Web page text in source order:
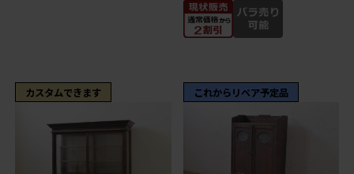
カスタムできます これからリペア予定品